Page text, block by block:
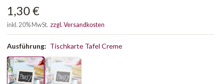
1,30 €
inkl. 20% MwSt. zzgl. Versandkosten
Ausführung: Tischkarte Tafel Creme